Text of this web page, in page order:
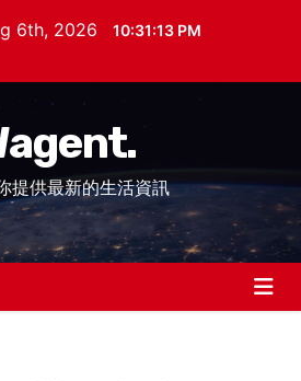
6th, 2026 10:31:14 PM
提供最新的生活資訊